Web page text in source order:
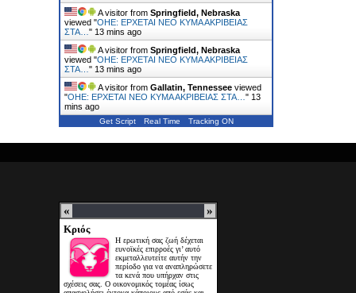
A visitor from Springfield, Nebraska
viewed "ΟΗΕ: ΕΡΧΕΤΑΙ ΝΕΟ ΚΥΜΑ ΑΚΡΙΒΕΙΑΣ
ΣΤΑ… " 13 mins ago
A visitor from Springfield, Nebraska
viewed "ΟΗΕ: ΕΡΧΕΤΑΙ ΝΕΟ ΚΥΜΑ ΑΚΡΙΒΕΙΑΣ
ΣΤΑ… " 13 mins ago
A visitor from Gallatin, Tennessee viewed
"ΟΗΕ: ΕΡΧΕΤΑΙ ΝΕΟ ΚΥΜΑ ΑΚΡΙΒΕΙΑΣ ΣΤΑ… " 13
mins ago
Get Script Real Time Tracking ON